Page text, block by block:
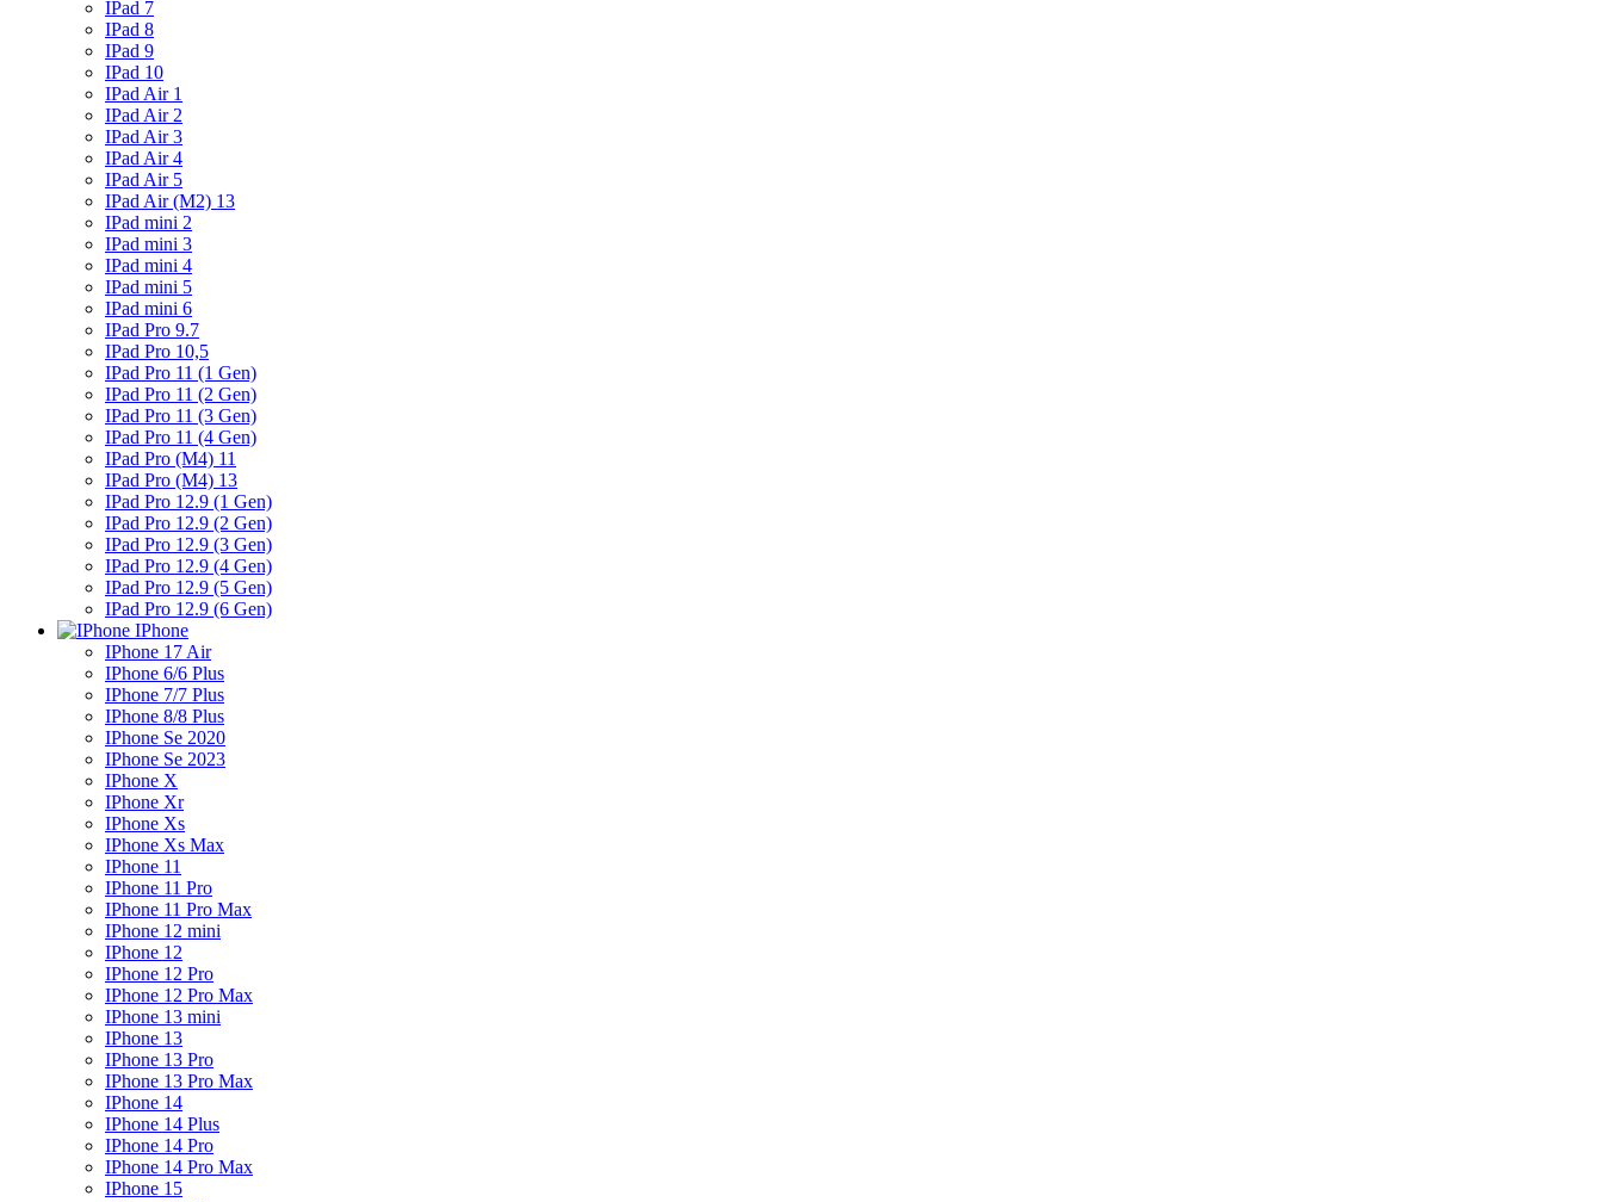
IPad 7
IPad 8
IPad 9
IPad 10
IPad Air 1
IPad Air 2
IPad Air 3
IPad Air 4
IPad Air 5
IPad Air (M2) 13
IPad mini 2
IPad mini 3
IPad mini 4
IPad mini 5
IPad mini 6
IPad Pro 9.7
IPad Pro 10,5
IPad Pro 11 (1 Gen)
IPad Pro 11 (2 Gen)
IPad Pro 11 (3 Gen)
IPad Pro 11 (4 Gen)
IPad Pro (M4) 11
IPad Pro (M4) 13
IPad Pro 12.9 (1 Gen)
IPad Pro 12.9 (2 Gen)
IPad Pro 12.9 (3 Gen)
IPad Pro 12.9 (4 Gen)
IPad Pro 12.9 (5 Gen)
IPad Pro 12.9 (6 Gen)
IPhone
IPhone 17 Air
IPhone 6/6 Plus
IPhone 7/7 Plus
IPhone 8/8 Plus
IPhone Se 2020
IPhone Se 2023
IPhone X
IPhone Xr
IPhone Xs
IPhone Xs Max
IPhone 11
IPhone 11 Pro
IPhone 11 Pro Max
IPhone 12 mini
IPhone 12
IPhone 12 Pro
IPhone 12 Pro Max
IPhone 13 mini
IPhone 13
IPhone 13 Pro
IPhone 13 Pro Max
IPhone 14
IPhone 14 Plus
IPhone 14 Pro
IPhone 14 Pro Max
IPhone 15